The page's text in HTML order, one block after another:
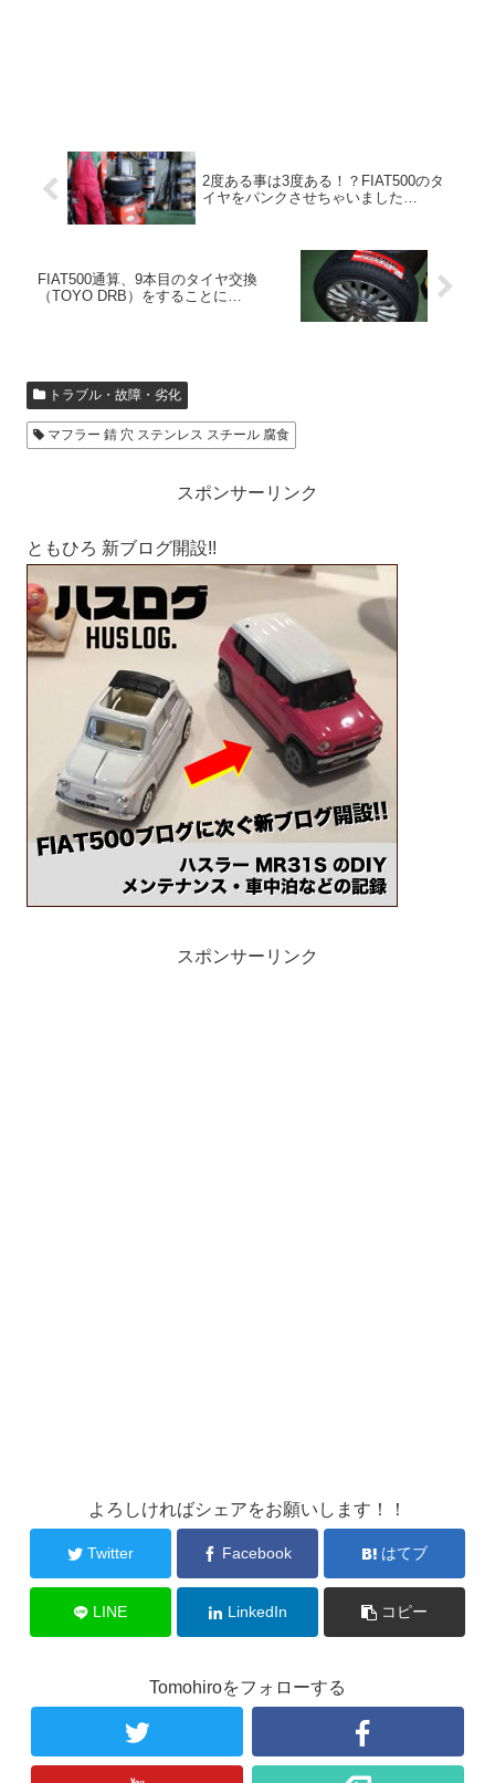
2度ある事は3度ある！？FIAT500のタ
イヤをパンクさせちゃいました…
FIAT500通算、9本目のタイヤ交換
（TOYO DRB）をすることに…
トラブル・故障・劣化
マフラー 錆 穴 ステンレス スチール 腐食
スポンサーリンク
ともひろ 新ブログ開設!!
スポンサーリンク
よろしければシェアをお願いします！！
Twitter Facebook はてブ
LINE LinkedIn コピー
Tomohiroをフォローする